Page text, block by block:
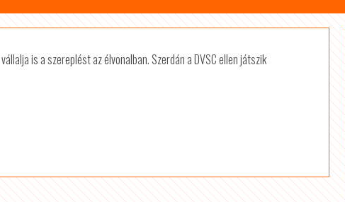
is a szereplést az élvonalban. Szerdán a DVSC ellen játszik